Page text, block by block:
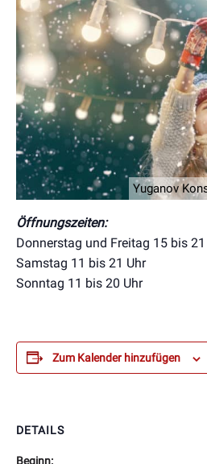
Yuganov
Öffnungszeiten:
Donnerstag und Freitag 15 bis 21
Samstag 11 bis 21 Uhr
Sonntag 11 bis 20 Uhr
Zum Kalender hinzufügen
DETAILS
Beginn: